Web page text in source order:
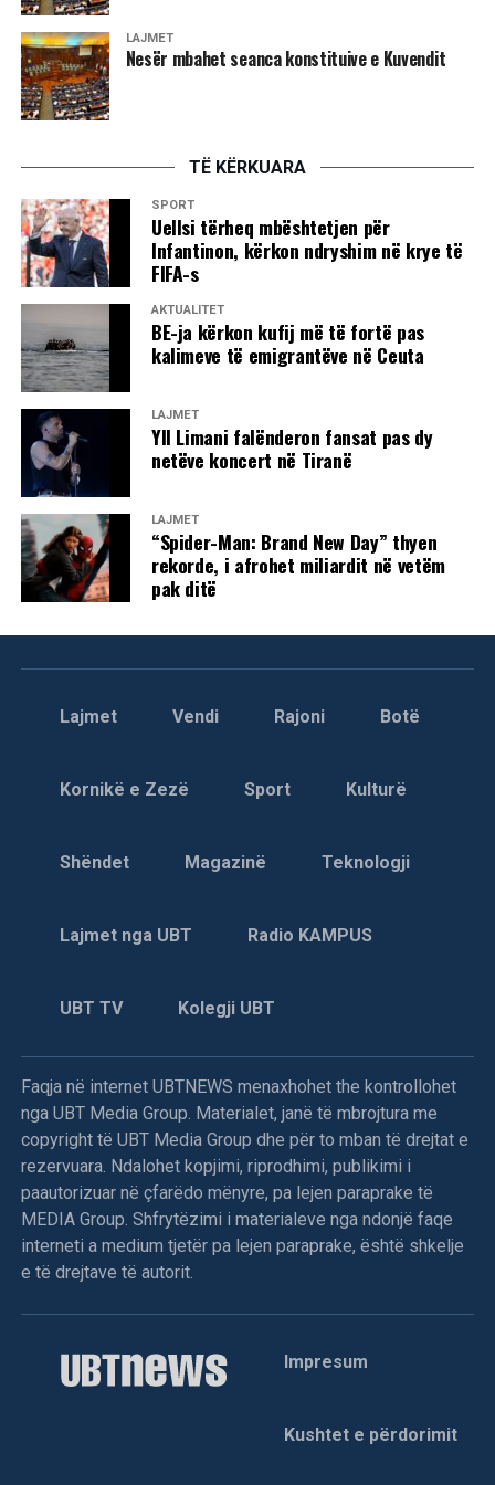
LAJMET
Nesër mbahet seanca konstituive e Kuvendit
TË KËRKUARA
SPORT
Uellsi tërheq mbështetjen për
Infantinon, kërkon ndryshim në krye të
FIFA-s
AKTUALITET
BE-ja kërkon kufij më të fortë pas
kalimeve të emigrantëve në Ceuta
LAJMET
Yll Limani falënderon fansat pas dy
netëve koncert në Tiranë
LAJMET
“Spider-Man: Brand New Day” thyen
rekorde, i afrohet miliardit në vetëm
pak ditë
Lajmet Vendi Rajoni Botë
Kornikë e Zezë Sport Kulturë
Shëndet Magazinë Teknologji
Lajmet nga UBT Radio KAMPUS
UBT TV Kolegji UBT
Faqja në internet UBTNEWS menaxhohet the kontrollohet
nga UBT Media Group. Materialet, janë të mbrojtura me
copyright të UBT Media Group dhe për to mban të drejtat e
rezervuara. Ndalohet kopjimi, riprodhimi, publikimi i
paautorizuar në çfarëdo mënyre, pa lejen paraprake të
MEDIA Group. Shfrytëzimi i materialeve nga ndonjë faqe
interneti a medium tjetër pa lejen paraprake, është shkelje
e të drejtave të autorit.
Impresum
Kushtet e përdorimit